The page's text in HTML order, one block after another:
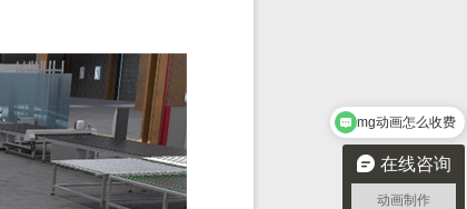
在线咨询
动画制作
mg动画怎么收费